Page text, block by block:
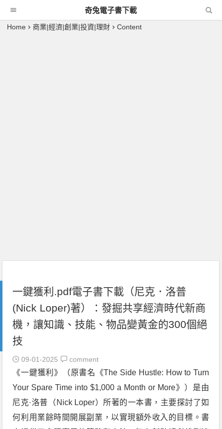
奇兔電子書下載
Home 商業|經濟|創業|投資|理財 Content
一鍵獲利.pdf電子書下載（尼克．洛普
(Nick Loper)著）：發掘共享經濟時代新商
機，讓知識、技能、物品變黃金的300個絕
技
09-01-2025 comment
《一鍵獲利》（原書名《The Side Hustle: How to Turn
Your Spare Time into $1,000 a Month or More》）是由
尼克·洛普（Nick Loper）所著的一本書，主要探討了如
何利用業餘時間開展副業，以實現額外收入的目標。書